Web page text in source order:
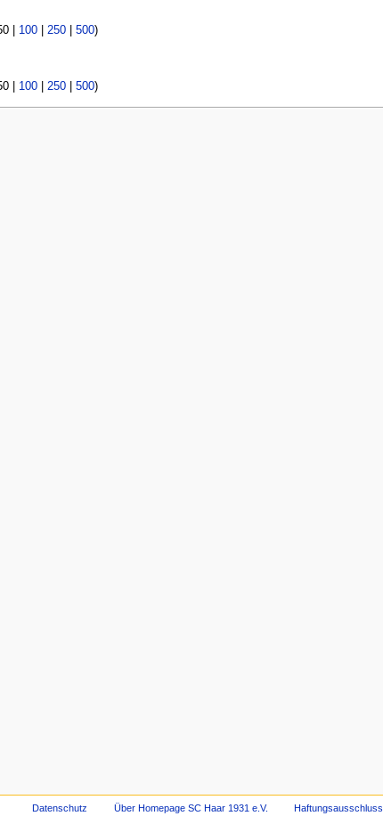
| 100| 250| 500)
| 100| 250| 500)
Datenschutz Über Homepage SC Haar 1931 e.V. Haftungsausschluss